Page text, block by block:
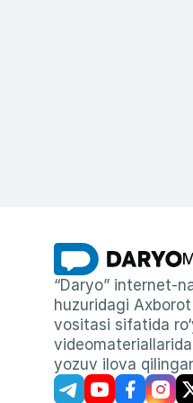
“Daryo” internet-
huzuridagi
vositasi sifatida
yozuv ilova